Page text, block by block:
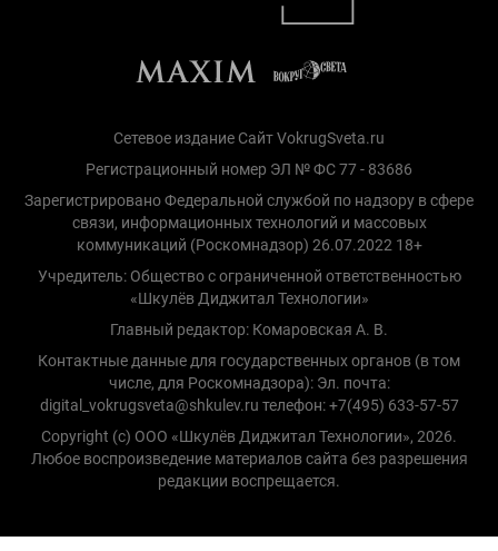
Сетевое издание Сайт VokrugSveta.ru
Регистрационный номер ЭЛ № ФС 77 - 83686
Зарегистрировано Федеральной службой по надзору в сфере
связи, информационных технологий и массовых
коммуникаций (Роскомнадзор) 26.07.2022 18+
Учредитель: Общество с ограниченной ответственностью
«Шкулёв Диджитал Технологии»
Главный редактор: Комаровская А. В.
Контактные данные для государственных органов (в том
числе, для Роскомнадзора): Эл. почта:
digital_vokrugsveta@shkulev.ru телефон: +7(495) 633-57-57
Copyright (с) ООО «Шкулёв Диджитал Технологии», 2026.
Любое воспроизведение материалов сайта без разрешения
редакции воспрещается.